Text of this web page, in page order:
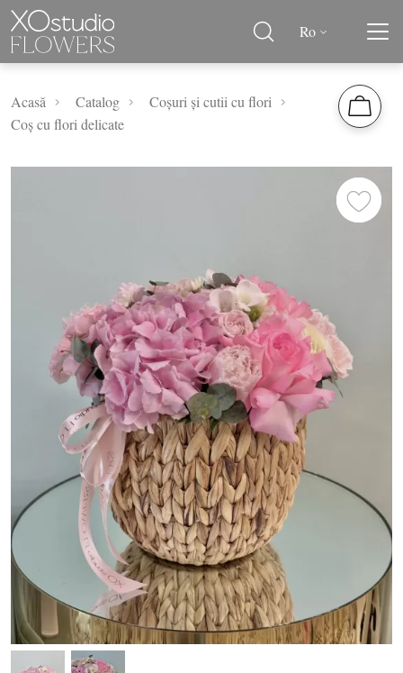
Ro
Acasă Catalog
Coșuri și cutii cu flori
Coș cu flori delicate